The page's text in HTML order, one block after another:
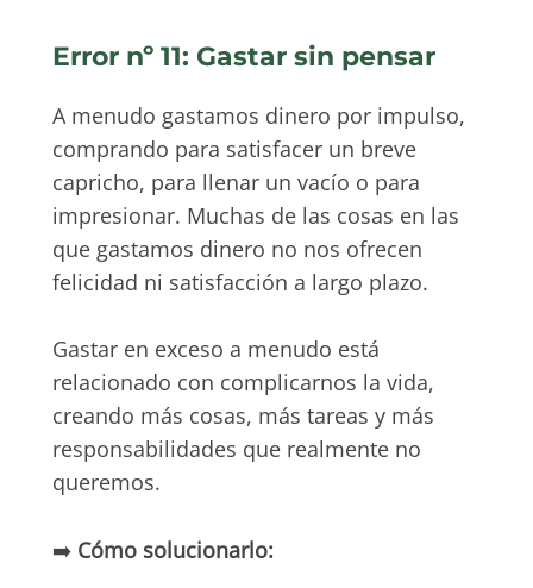
Error nº 11: Gastar sin pensar
A menudo gastamos dinero por impulso,
comprando para satisfacer un breve
capricho, para llenar un vacío o para
impresionar. Muchas de las cosas en las
que gastamos dinero no nos ofrecen
felicidad ni satisfacción a largo plazo.
Gastar en exceso a menudo está
relacionado con complicarnos la vida,
creando más cosas, más tareas y más
responsabilidades que realmente no
queremos.
➡️ Cómo solucionarlo: